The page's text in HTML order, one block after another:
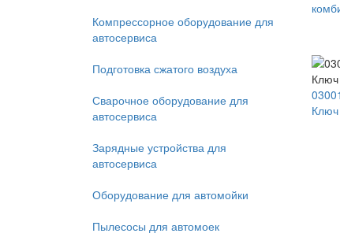
Компрессорное оборудование для
автосервиса
Подготовка сжатого воздуха
Сварочное оборудование для
автосервиса
Зарядные устройства для
автосервиса
Оборудование для автомойки
Пылесосы для автомоек